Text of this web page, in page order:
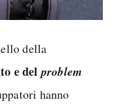
della
e delproblem
hanno